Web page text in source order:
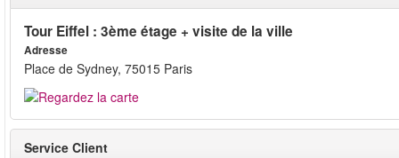
Tour Eiffel : 3ème étage + visite de la ville
Adresse
Place de Sydney, 75015 Paris
Service Client